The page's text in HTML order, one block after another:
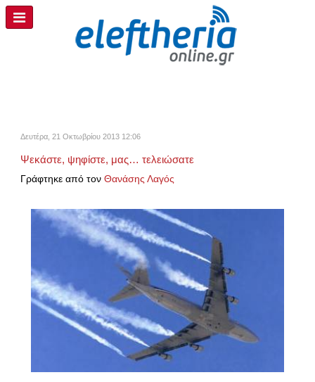
Δευτέρα, 21 Οκτωβρίου 2013 12:06
Ψεκάστε, ψηφίστε, μας… τελειώσατε
Γράφτηκε από τον Θανάσης Λαγός